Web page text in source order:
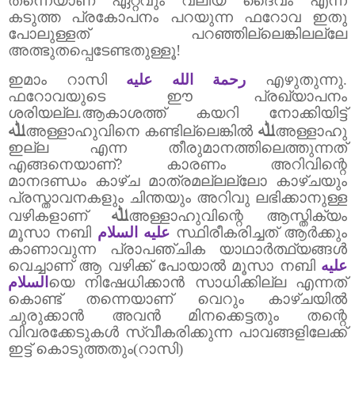
കടുത്ത പ്രകോപനം പറയുന്ന ഫറോവ ഇതു
പോലുള്ളത് പറഞ്ഞില്ലെങ്കിലല്ലേ
അത്ഭുതപ്പെടേണ്ടതുള്ളൂ!
ഇമാം റാസി رحمة الله عليه എഴുതുന്നു.
ഫറോവയുടെ ഈ പ്രഖ്യാപനം
ശരിയല്ല.ആകാശത്ത് കയറി നോക്കിയിട്ട്
ﷲഅള്ളാഹുവിനെ കണ്ടില്ലെങ്കിൽ ﷲഅള്ളാഹു
ഇല്ല എന്ന തീരുമാനത്തിലെത്തുന്നത്
എങ്ങനെയാണ്? കാരണം അറിവിന്റെ
മാനദണ്ഡം കാഴ്ച മാത്രമല്ലല്ലോ കാഴ്ചയും
പ്രസ്താവനകളും ചിന്തയും അറിവു ലഭിക്കാനുള്ള
വഴികളാണ് ﷲഅള്ളാഹുവിന്റെ ആസ്തിക്യം
മൂസാ നബി عليه السلام സ്ഥിരീകരിച്ചത് ആർക്കും
കാണാവുന്ന പ്രാപഞ്ചിക യാഥാർത്ഥ്യങ്ങൾ
വെച്ചാണ് ആ വഴിക്ക് പോയാൽ മൂസാ നബി عليه
السلام യെ നിഷേധിക്കാൻ സാധിക്കില്ല എന്നത്
കൊണ്ട് തന്നെയാണ് വെറും കാഴ്ചയിൽ
ചുരുക്കാൻ അവൻ മിനക്കെട്ടതും തന്റെ
വിവരക്കേടുകൾ സ്വീകരിക്കുന്ന പാവങ്ങളിലേക്ക്
ഇട്ട് കൊടുത്തതും(റാസി)